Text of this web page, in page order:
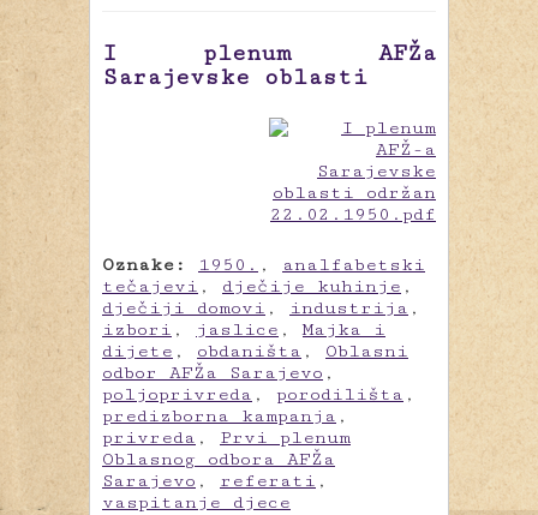
I plenum AFŽa
Sarajevske oblasti
Oznake: 1950. ,
analfabetski
tečajevi , dječije kuhinje ,
dječiji domovi , industrija ,
izbori , jaslice ,Majka i
dijete , obdaništa , Oblasni
odbor AFŽa Sarajevo ,
poljoprivreda , porodilišta ,
predizborna kampanja ,
privreda , Prvi plenum
Oblasnog odbora AFŽa
Sarajevo , referati ,
vaspitanje djece